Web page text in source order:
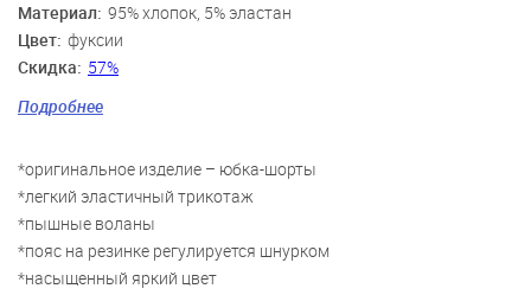
Материал: 95% хлопок, 5% эластан
Цвет: фуксии
Скидка: 57%
Девочки
Возраст: 9 мес., 12 мес., 18 мес., 2 года
Подробнее
*оригинальное изделие – юбка-шорты
*легкий эластичный трикотаж
*пышные воланы
*пояс на резинке регулируется шнурком
*насыщенный яркий цвет